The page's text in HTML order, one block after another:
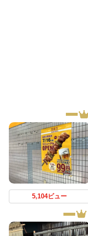
5,104ビュー